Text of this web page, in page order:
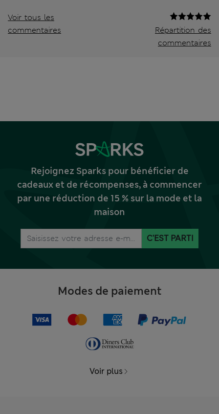
Voir tous les
commentaires
Répartition des
commentaires
Rejoignez Sparks pour bénéficier de
cadeaux et de récompenses, à commencer
par une réduction de 15 % sur la mode et la
maison
C'EST PARTI
Modes de paiement
Voir plus